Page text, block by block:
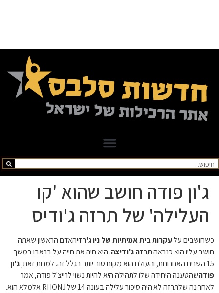
ג'ון פודה חושב שהוא 'קו
העלילה' של תרזה ג'ודיס
כשחושבים עלעקרות בית אמיתיות של ניו ג'רזיהאדם הראשון שאתה
חושב עליו הוא כנראהתרזה ג'ודיצה. היא חיה את חייה על בראבו במשך
15 השנים האחרונות, והעולם הוא מקום טוב יותר בגלל זה. למרות זאת,
ג'ון
פודהשהטענה היחידה שלו לתהילה היא להיות נשוי לרייצ'ל פודה, אמר
לאחרונה שלתרזה לא היה סיפור עלילה בעונה 14 של RHONJ אלמלא הוא.